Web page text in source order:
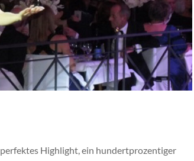
Highlight, ein hundertprozentiger